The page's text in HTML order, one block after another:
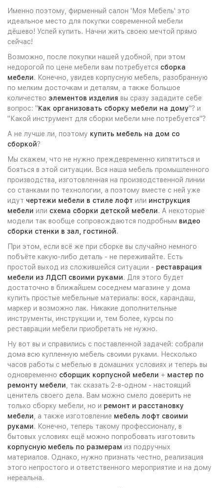
Именно поэтому, фирменный салон 'Моя Мебель' это
идеальное место для покупки современной мебели
дёшево! Успей купить. Начни жить своею мечтой прямо
сейчас!
Возможно, после покупки нашей удобной, при этом
недорогой по цене мебели вам потребуется сборка
мебели. Конечно, увидев корпусную мебель, разобранную
по мелким досточкам и деталям, а также большое
количество элементов изделия вы сразу зададите себе
вопрос: "Как организовать сборку мебели на дому"? и
"Какой инструмент для сборки мебели мне потребуется"?
А не лучше ли, поэтому купить мебель на дом со
сборкой?
Мы скажем, что не нужно преждевременно кипятиться и
бояться в этой ситуации. Вся наша мебель промышленного
производства, изготовленная на производственной линии
со станками по технологии, а поэтому вместе с ней уже
идут чертежи мебели в стиле лофт или инструкция
мебели или схема сборки детской мебели. А некоторые
модели так вообще сопровождаются подробным видео
сборки стенки в зал, гостиной.
При этом, если всё же при сборке вы случайно немного
побъёте какую-либо деталь - не переживайте. Есть
простой выход из сложившейся ситуации - реставрация
мебели из ЛДСП своими руками. Для этого будет
достаточно в ближайшем соседнем магазине у дома
купить простые мебельные материалы: воск, карандаш,
маркер и возможно лак. Никакие дополнительные
инструменты, инструкции и, тем более, курсы по
реставрации мебели приобретать не нужно.
Ну вот вы и справились с поставленной задачей: собрали
дома всю купленную мебель своими руками. Несколько
часов работы с мебелью в домашних условиях и теперь вы
одновременно сборщик корпусной мебели + мастер по
ремонту мебели , так сказать 2-в-одном - настоящий
ценитель своего дела. Вам можно смело доверить не
только сборку мебели, но и ремонт и расстановку
мебели , а также изготовление мебель лофт своими
руками. Конечно, теперь такому профессионалу, в
бытовых условиях ещё можно попробовать изготовить
корпусную мебель по размерам из подручных
материалов. Однако, нужно признать честно, реализация
этого непростого и ответственного мероприятие и на дому
нереальна.